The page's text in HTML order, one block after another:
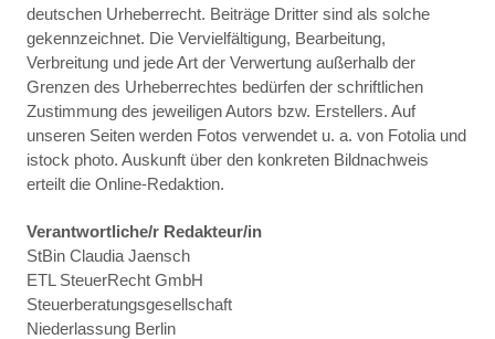
deutschen Urheberrecht. Beiträge Dritter sind als solche
gekennzeichnet. Die Vervielfältigung, Bearbeitung,
Verbreitung und jede Art der Verwertung außerhalb der
Grenzen des Urheberrechtes bedürfen der schriftlichen
Zustimmung des jeweiligen Autors bzw. Erstellers. Auf
unseren Seiten werden Fotos verwendet u. a. von Fotolia und
istock photo. Auskunft über den konkreten Bildnachweis
erteilt die Online-Redaktion.
Verantwortliche/r Redakteur/in
StBin Claudia Jaensch
ETL SteuerRecht GmbH
Steuerberatungsgesellschaft
Niederlassung Berlin